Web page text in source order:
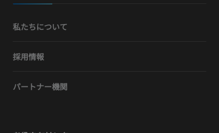
私たちについて
採用情報
パートナー機関